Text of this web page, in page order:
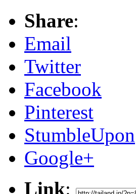
Share:
Email
Twitter
Facebook
Pinterest
StumbleUpon
Google+
Link: